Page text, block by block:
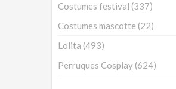
Costumes festival (337)
Costumes mascotte (22)
Lolita (493)
Perruques Cosplay (624)